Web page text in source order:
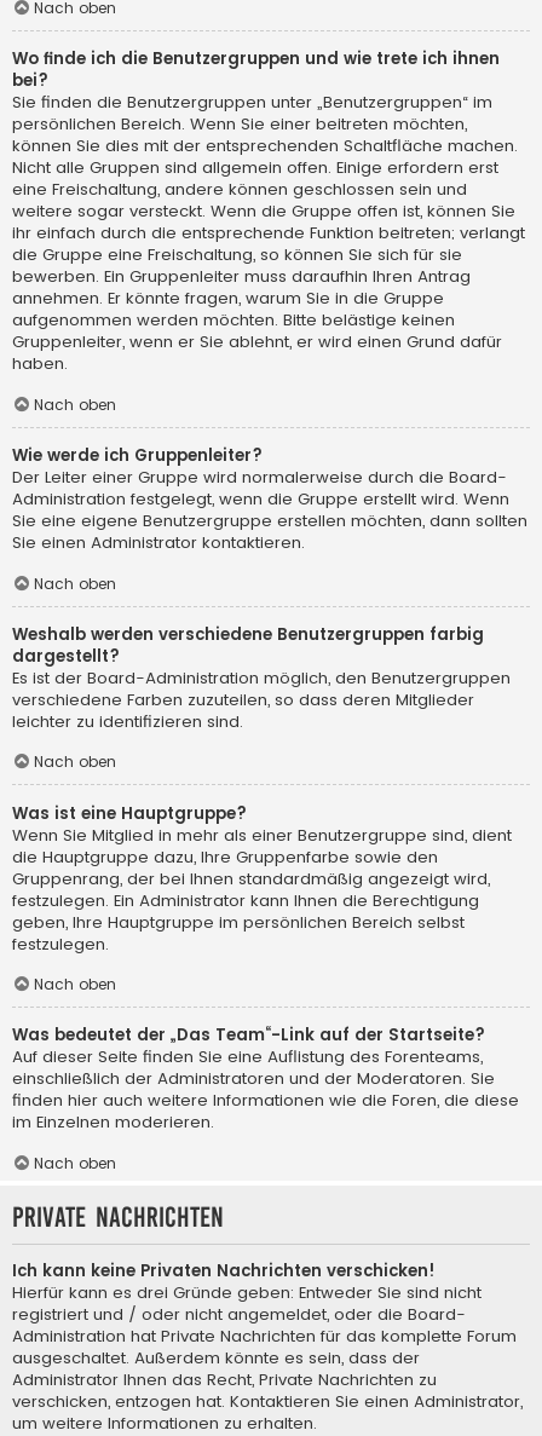
Nach oben
Wo finde ich die Benutzergruppen und wie trete ich ihnen
bei?
Sie finden die Benutzergruppen unter „Benutzergruppen“ im
persönlichen Bereich. Wenn Sie einer beitreten möchten,
können Sie dies mit der entsprechenden Schaltfläche machen.
Nicht alle Gruppen sind allgemein offen. Einige erfordern erst
eine Freischaltung, andere können geschlossen sein und
weitere sogar versteckt. Wenn die Gruppe offen ist, können Sie
ihr einfach durch die entsprechende Funktion beitreten; verlangt
die Gruppe eine Freischaltung, so können Sie sich für sie
bewerben. Ein Gruppenleiter muss daraufhin Ihren Antrag
annehmen. Er könnte fragen, warum Sie in die Gruppe
aufgenommen werden möchten. Bitte belästige keinen
Gruppenleiter, wenn er Sie ablehnt, er wird einen Grund dafür
haben.
Nach oben
Wie werde ich Gruppenleiter?
Der Leiter einer Gruppe wird normalerweise durch die Board-
Administration festgelegt, wenn die Gruppe erstellt wird. Wenn
Sie eine eigene Benutzergruppe erstellen möchten, dann sollten
Sie einen Administrator kontaktieren.
Nach oben
Weshalb werden verschiedene Benutzergruppen farbig
dargestellt?
Es ist der Board-Administration möglich, den Benutzergruppen
verschiedene Farben zuzuteilen, so dass deren Mitglieder
leichter zu identifizieren sind.
Nach oben
Was ist eine Hauptgruppe?
Wenn Sie Mitglied in mehr als einer Benutzergruppe sind, dient
die Hauptgruppe dazu, Ihre Gruppenfarbe sowie den
Gruppenrang, der bei Ihnen standardmäßig angezeigt wird,
festzulegen. Ein Administrator kann Ihnen die Berechtigung
geben, Ihre Hauptgruppe im persönlichen Bereich selbst
festzulegen.
Nach oben
Was bedeutet der „Das Team“-Link auf der Startseite?
Auf dieser Seite finden Sie eine Auflistung des Forenteams,
einschließlich der Administratoren und der Moderatoren. Sie
finden hier auch weitere Informationen wie die Foren, die diese
im Einzelnen moderieren.
Nach oben
Private Nachrichten
Ich kann keine Privaten Nachrichten verschicken!
Hierfür kann es drei Gründe geben: Entweder Sie sind nicht
registriert und / oder nicht angemeldet, oder die Board-
Administration hat Private Nachrichten für das komplette Forum
ausgeschaltet. Außerdem könnte es sein, dass der
Administrator Ihnen das Recht, Private Nachrichten zu
verschicken, entzogen hat. Kontaktieren Sie einen Administrator,
um weitere Informationen zu erhalten.